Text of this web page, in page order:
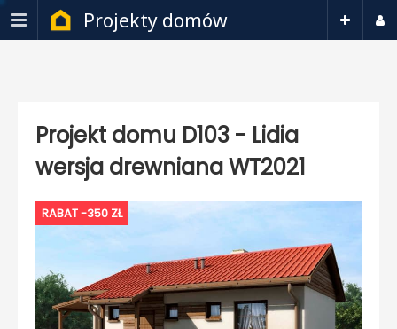
Projekty domów
Projekt domu D103 - Lidia
wersja drewniana WT2021
RABAT -350 ZŁ